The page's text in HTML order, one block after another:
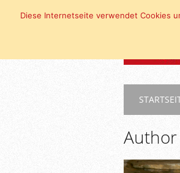
Author
Diese Internetseite verwendet Cookies